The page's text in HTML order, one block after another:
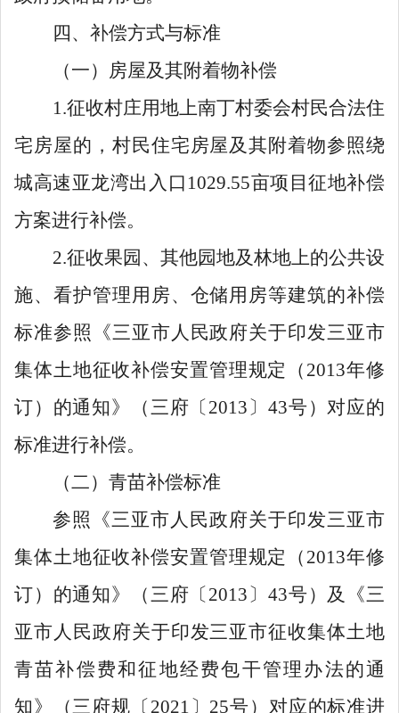
四、 补偿方式与标准
（一）房屋及其附着物补偿
1.征收村庄用地上南丁村委会村民合法住
宅房屋的，村民住宅房屋及其附着物参照绕
城高速亚龙湾出入口 1029.55亩项目征地补偿
方案进行补偿。
2.征收果园、其他园地及林地上的公共设
施、看护管理用房、仓储用房等建筑的补偿
标准参照
《三亚市人民政府关于印发三亚市
集体土地征收补偿安置管理规定（ 2013年修
订）的通知》（ 三 府〔 2013 〕 43号） 对应的
标准进行补偿。
（二）青苗补偿标准
参照
《三亚市人民政府关于印发三亚市
集体土地征收补偿安置管理规定（ 2013年修
订）的通知》（ 三 府〔 2013 〕 43号） 及《三
亚市人民政府关于印发三亚市征收集体土地
青苗补偿费和征地经费包干管理办法的通
知》（三府规 〔 2021 〕 25号）对应的标准进